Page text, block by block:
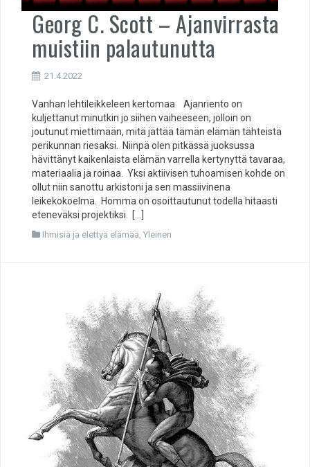
Georg C. Scott – Ajanvirrasta
muistiin palautunutta
21.4.2022
Vanhan lehtileikkeleen kertomaa Ajanriento on
kuljettanut minutkin jo siihen vaiheeseen, jolloin on
joutunut miettimään, mitä jättää tämän elämän tähteistä
perikunnan riesaksi. Niinpä olen pitkässä juoksussa
hävittänyt kaikenlaista elämän varrella kertynyttä tavaraa,
materiaalia ja roinaa. Yksi aktiivisen tuhoamisen kohde on
ollut niin sanottu arkistoni ja sen massiivinena
leikekokoelma. Homma on osoittautunut todella hitaasti
eteneväksi projektiksi. […]
Ihmisiä ja elettyä elämää Yleinen